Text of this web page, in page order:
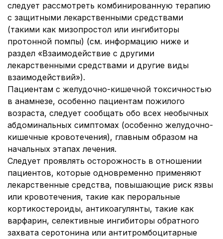
следует рассмотреть комбинированную терапию
с защитными лекарственными средствами
(такими как мизопростол или ингибиторы
протонной помпы) (см. информацию ниже и
раздел «Взаимодействие с другими
лекарственными средствами и другие виды
взаимодействий»).
Пациентам с желудочно-кишечной токсичностью
в анамнезе, особенно пациентам пожилого
возраста, следует сообщать обо всех необычных
абдоминальных симптомах (особенно желудочно-
кишечные кровотечения), главным образом на
начальных этапах лечения.
Следует проявлять осторожность в отношении
пациентов, которые одновременно применяют
лекарственные средства, повышающие риск язвы
или кровотечения, такие как пероральные
кортикостероиды, антикоагулянты, такие как
варфарин, селективные ингибиторы обратного
захвата серотонина или антитромбоцитарные